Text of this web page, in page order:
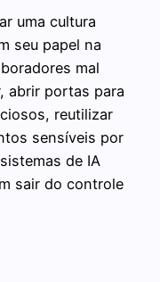
uma cultura
seu papel na
mal
abrir portas para
reutilizar
sensíveis por
de IA
sair do controle